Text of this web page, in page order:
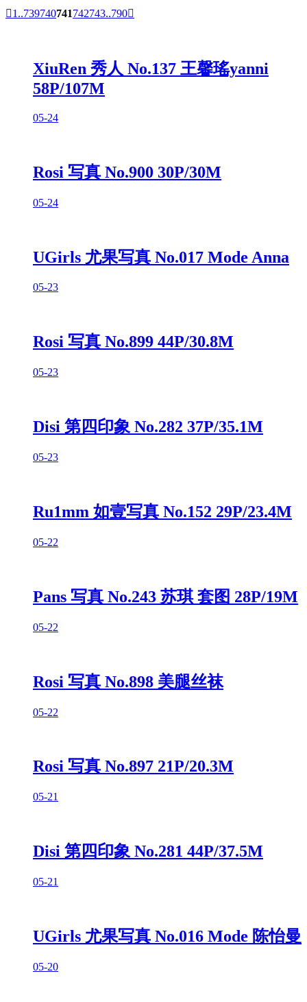
1..739740741742743..790
XiuRen 秀人 No.137 王馨瑤yanni
58P/107M
05-24
Rosi 写真 No.900 30P/30M
05-24
UGirls 尤果写真 No.017 Mode Anna
05-23
Rosi 写真 No.899 44P/30.8M
05-23
Disi 第四印象 No.282 37P/35.1M
05-23
Ru1mm 如壹写真 No.152 29P/23.4M
05-22
Pans 写真 No.243 苏琪 套图 28P/19M
05-22
Rosi 写真 No.898 美腿丝袜
05-22
Rosi 写真 No.897 21P/20.3M
05-21
Disi 第四印象 No.281 44P/37.5M
05-21
UGirls 尤果写真 No.016 Mode 陈怡曼
05-20